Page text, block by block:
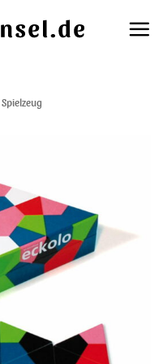
Spielzeug